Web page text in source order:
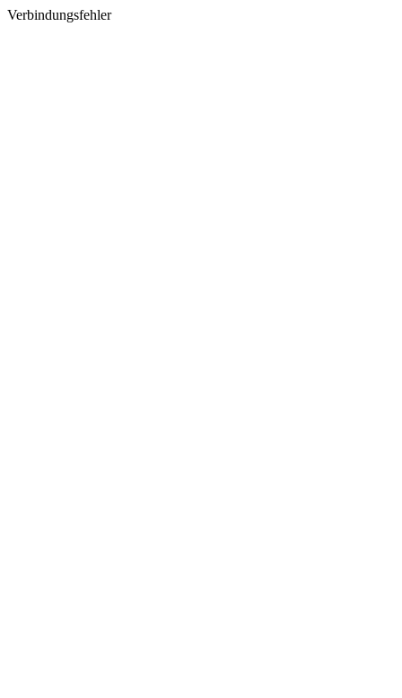
Verbindungsfehler